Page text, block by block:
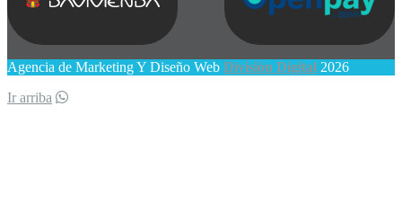
Agencia de Marketing Y Diseño Web División Digital 2026
Ir arriba